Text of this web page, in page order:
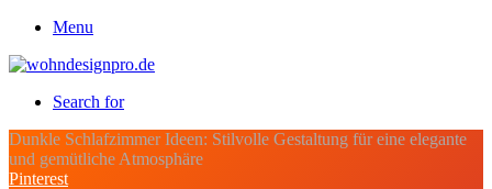
Menu
Search for
Dunkle Schlafzimmer Ideen: Stilvolle Gestaltung für eine elegante
und gemütliche Atmosphäre
Pinterest